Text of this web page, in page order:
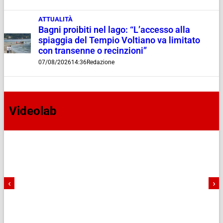
ATTUALITÀ
Bagni proibiti nel lago: “L’accesso alla
spiaggia del Tempio Voltiano va limitato
con transenne o recinzioni”
07/08/202614:36Redazione
Videolab
‹ ›